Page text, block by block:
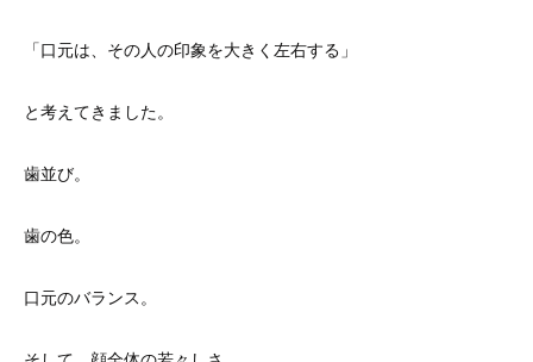
「口元は、その人の印象を大きく左右する」
と考えてきました。
歯並び。
歯の色。
口元のバランス。